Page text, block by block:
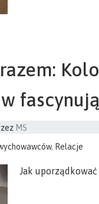
MS
, Relacje
Jak